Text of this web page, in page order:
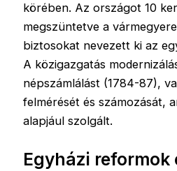
körében. Az országot 10
megszüntetve a
biztosokat nevezett ki az
A közigazgatás
népszámlálást (1784-87),
felmérését és számozását,
alapjául szolgált.
Egyházi reformok